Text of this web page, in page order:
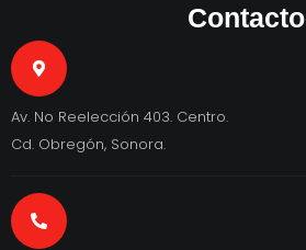
Contacto
Av. No Reelección 403. Centro.
Cd. Obregón, Sonora.